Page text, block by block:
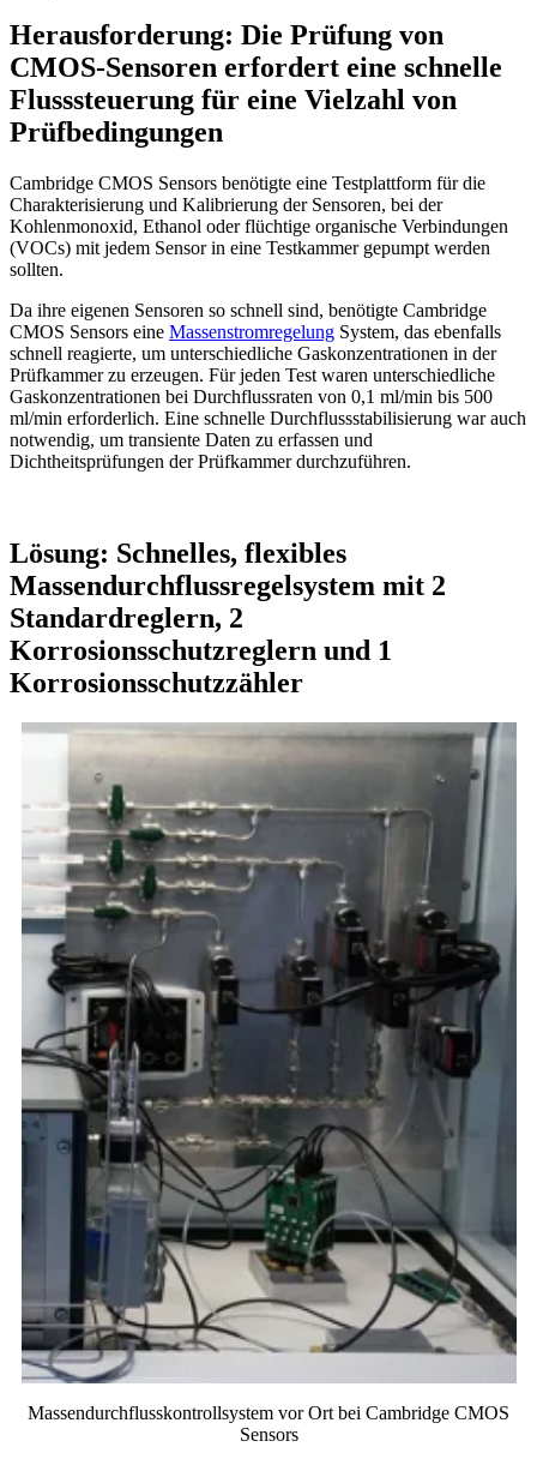
Herausforderung: Die Prüfung von
CMOS-Sensoren erfordert eine schnelle
Flusssteuerung für eine Vielzahl von
Prüfbedingungen
Cambridge CMOS Sensors benötigte eine Testplattform für die
Charakterisierung und Kalibrierung der Sensoren, bei der
Kohlenmonoxid, Ethanol oder flüchtige organische Verbindungen
(VOCs) mit jedem Sensor in eine Testkammer gepumpt werden
sollten.
Da ihre eigenen Sensoren so schnell sind, benötigte Cambridge
CMOS Sensors eine Massenstromregelung System, das ebenfalls
schnell reagierte, um unterschiedliche Gaskonzentrationen in der
Prüfkammer zu erzeugen. Für jeden Test waren unterschiedliche
Gaskonzentrationen bei Durchflussraten von 0,1 ml/min bis 500
ml/min erforderlich. Eine schnelle Durchflussstabilisierung war auch
notwendig, um transiente Daten zu erfassen und
Dichtheitsprüfungen der Prüfkammer durchzuführen.
Lösung: Schnelles, flexibles
Massendurchflussregelsystem mit 2
Standardreglern, 2
Korrosionsschutzreglern und 1
Korrosionsschutzzähler
Massendurchflusskontrollsystem vor Ort bei Cambridge CMOS
Sensors